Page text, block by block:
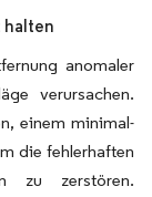
halten
anomaler
verursachen.
einem minimal-
die fehlerhaften
zu zerstören.